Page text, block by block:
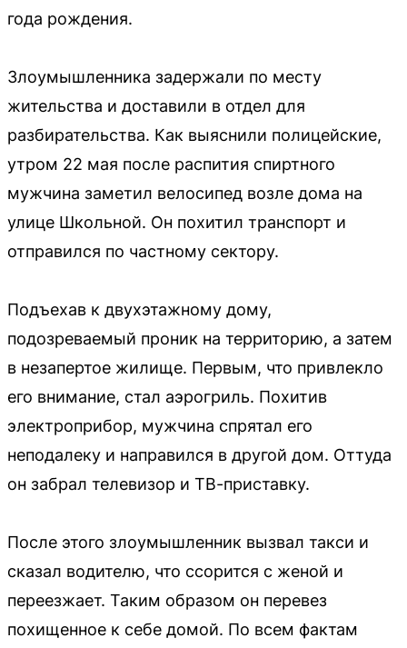
года рождения.
Злоумышленника задержали по месту
жительства и доставили в отдел для
разбирательства. Как выяснили полицейские,
утром 22 мая после распития спиртного
мужчина заметил велосипед возле дома на
улице Школьной. Он похитил транспорт и
отправился по частному сектору.
Подъехав к двухэтажному дому,
подозреваемый проник на территорию, а затем
в незапертое жилище. Первым, что привлекло
его внимание, стал аэрогриль. Похитив
электроприбор, мужчина спрятал его
неподалеку и направился в другой дом. Оттуда
он забрал телевизор и ТВ-приставку.
После этого злоумышленник вызвал такси и
сказал водителю, что ссорится с женой и
переезжает. Таким образом он перевез
похищенное к себе домой. По всем фактам